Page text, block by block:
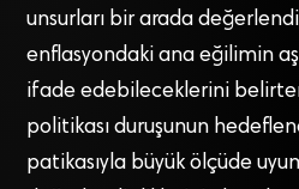
unsurları bir arada
enflasyondaki ana eğilimin
ifade edebileceklerini
politikası duruşunun
patikasıyla büyük ölçüde